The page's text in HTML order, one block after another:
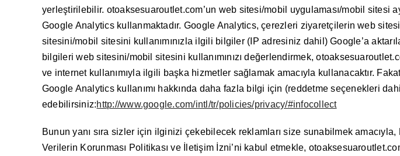
yerleştirilebilir. otoaksesuaroutlet.com’un web sitesi/mobil uygulaması/mobil sitesi
Google Analytics kullanmaktadır. Google Analytics, çerezleri ziyaretçilerin web
sitesini/mobil sitesini kullanımınızla ilgili bilgiler (IP adresiniz dahil) Google’a
bilgileri web sitesini/mobil sitesini kullanımınızı değerlendirmek,
ve internet kullanımıyla ilgili başka hizmetler sağlamak amacıyla kullanacaktır.
Google Analytics kullanımı hakkında daha fazla bilgi için (reddetme seçenekleri
edebilirsiniz:http://www.google.com/intl/tr/policies/privacy/#infocollect
Bunun yanı sıra sizler için ilginizi çekebilecek reklamları size sunabilmek
Verilerin Korunması Politikası ve İletişim İzni’ni kabul etmekle,